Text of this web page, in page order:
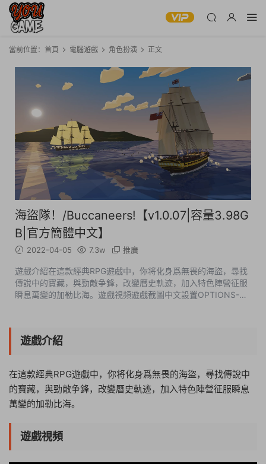
當前位置： 首頁 電腦遊戲 角色扮演 正文
海盜隊！/Buccaneers!【v1.0.07|容量3.98G
B|官方簡體中文】
2022-04-05 7.3w 推廣
遊戲介紹在這款經典RPG遊戲中，你将化身爲無畏的海盜，尋找
傳說中的寶藏，與勁敵争鋒，改變曆史軌迹，加入特色陣營征服
瞬息萬變的加勒比海。遊戲視頻遊戲截圖中文設置OPTIONS-
遊戲介紹
在這款經典RPG遊戲中，你将化身爲無畏的海盜，尋找傳說中
的寶藏，與勁敵争鋒，改變曆史軌迹，加入特色陣營征服瞬息
萬變的加勒比海。
遊戲視頻